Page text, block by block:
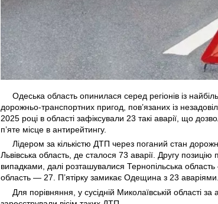
Одеська область опинилася серед регіонів із
дорожньо-транспортних пригод, пов’язаних із
2025 році в області зафіксували 23 такі аварії, що
п’яте місце в антирейтингу.
Лідером за кількістю ДТП через поганий стан
Львівська область, де сталося 73 аварії. Другу позицію
випадками, далі розташувалися Тернопільська
область — 27. П’ятірку замикає Одещина з 23 аваріями.
Для порівняння, у сусідній Миколаївській області за